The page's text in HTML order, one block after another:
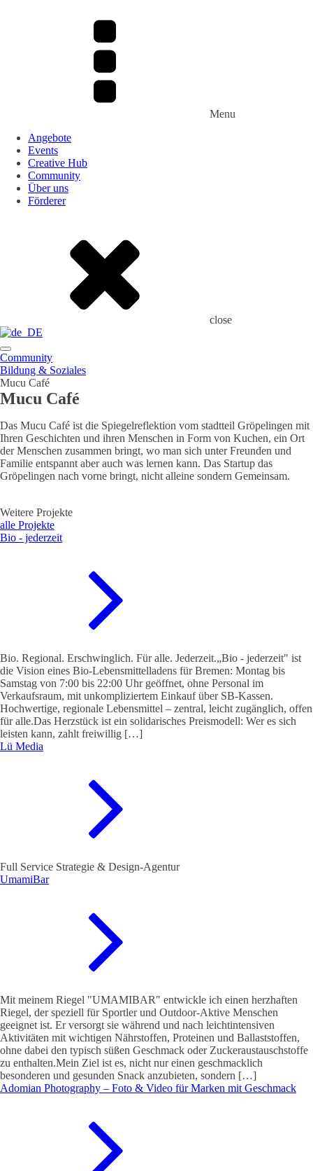
Menu
Angebote
Events
Creative Hub
Community
Über uns
Förderer
close
Community
Bildung & Soziales
Mucu Café
Mucu Café
Das Mucu Café ist die Spiegelreflektion vom stadtteil Gröpelingen mit
Ihren Geschichten und ihren Menschen in Form von Kuchen, ein Ort
der Menschen zusammen bringt, wo man sich unter Freunden und
Familie entspannt aber auch was lernen kann. Das Startup das
Gröpelingen nach vorne bringt, nicht alleine sondern Gemeinsam.
Weitere Projekte
alle Projekte
Bio - jederzeit
Bio. Regional. Erschwinglich. Für alle. Jederzeit.„Bio - jederzeit" ist
die Vision eines Bio-Lebensmittelladens für Bremen: Montag bis
Samstag von 7:00 bis 22:00 Uhr geöffnet, ohne Personal im
Verkaufsraum, mit unkompliziertem Einkauf über SB-Kassen.
Hochwertige, regionale Lebensmittel – zentral, leicht zugänglich, offen
für alle.Das Herzstück ist ein solidarisches Preismodell: Wer es sich
leisten kann, zahlt freiwillig […]
Lü Media
Full Service Strategie & Design-Agentur
UmamiBar
Mit meinem Riegel "UMAMIBAR" entwickle ich einen herzhaften
Riegel, der speziell für Sportler und Outdoor-Aktive Menschen
geeignet ist. Er versorgt sie während und nach leichtintensiven
Aktivitäten mit wichtigen Nährstoffen, Proteinen und Ballaststoffen,
ohne dabei den typisch süßen Geschmack oder Zuckeraustauschstoffe
zu enthalten.Mein Ziel ist es, nicht nur einen geschmacklich
besonderen und gesunden Snack anzubieten, sondern […]
Adomian Photography – Foto & Video für Marken mit Geschmack